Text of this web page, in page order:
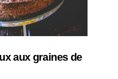
aux graines de